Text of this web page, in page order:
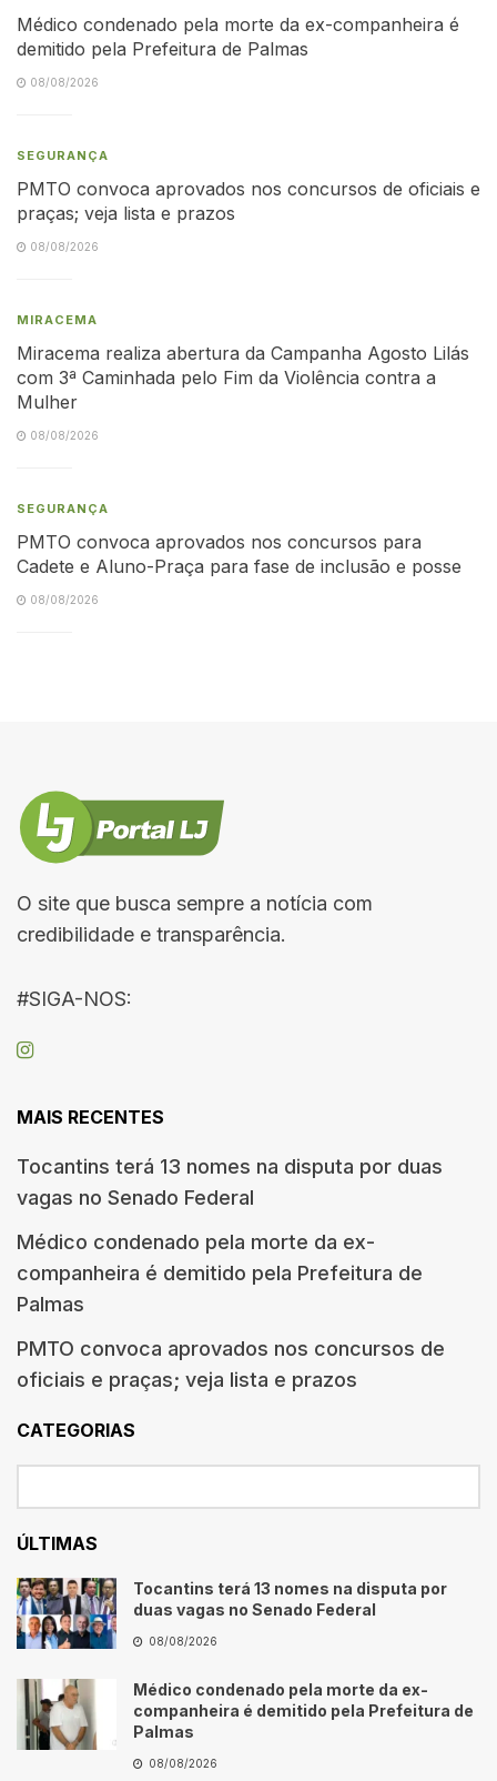
Médico condenado pela morte da ex-companheira é
demitido pela Prefeitura de Palmas
08/08/2026
SEGURANÇA
PMTO convoca aprovados nos concursos de oficiais e
praças; veja lista e prazos
08/08/2026
MIRACEMA
Miracema realiza abertura da Campanha Agosto Lilás
com 3ª Caminhada pelo Fim da Violência contra a
Mulher
08/08/2026
SEGURANÇA
PMTO convoca aprovados nos concursos para
Cadete e Aluno-Praça para fase de inclusão e posse
08/08/2026
O site que busca sempre a notícia com
credibilidade e transparência.
#SIGA-NOS:
MAIS RECENTES
Tocantins terá 13 nomes na disputa por duas
vagas no Senado Federal
Médico condenado pela morte da ex-
companheira é demitido pela Prefeitura de
Palmas
PMTO convoca aprovados nos concursos de
oficiais e praças; veja lista e prazos
CATEGORIAS
ÚLTIMAS
Tocantins terá 13 nomes na disputa por
duas vagas no Senado Federal
08/08/2026
Médico condenado pela morte da ex-
companheira é demitido pela Prefeitura de
Palmas
08/08/2026